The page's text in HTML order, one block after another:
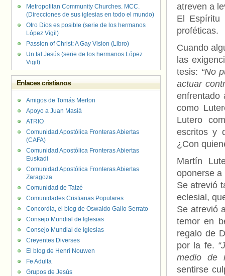
atreven a
El Espíritu
proféticas.
Cuando
las
tesis: “No
actuar
enfrentado
como
Lutero
escritos y
¿Con
Martín
oponerse a
Se atrevió
eclesial,
Se atrevió
temor en
regalo de
por la fe.
medio de
sentirse
Metropolitan Community Churches. MCC.
(Direcciones de sus iglesias en todo el mundo)
Otro Dios es posible (serie de los hermanos
López Vigil)
Passion of Christ: A Gay Vision (Libro)
Un tal Jesús (serie de los hermanos López
Vigil)
Enlaces cristianos
Amigos de Tomás Merton
Apoyo a Juan Masiá
ATRIO
Comunidad Apostólica Fronteras Abiertas
(CAFA)
Comunidad Apostólica Fronteras Abiertas
Euskadi
Comunidad Apostólica Fronteras Abiertas
Zaragoza
Comunidad de Taizé
Comunidades Cristianas Populares
Concordia, el blog de Oswaldo Gallo Serrato
Consejo Mundial de Iglesias
Consejo Mundial de Iglesias
Creyentes Diverses
El blog de Henri Nouwen
Fe Adulta
Grupos de Jesús